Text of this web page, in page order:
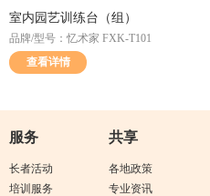
室内园艺训练台（组）
品牌/型号：忆术家 FXK-T101
查看详情
服务
长者活动
培训服务
共享
各地政策
专业资讯